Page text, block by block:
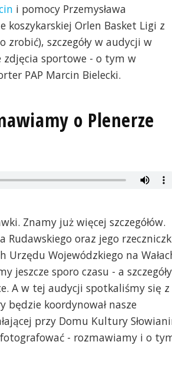
i pomocy Przemysława
Orlen Basket Ligi z
zrobić), szczegóły w audycji w
zdjęcia sportowe - o tym w
PAP Marcin Bielecki.
o Plenerze
Znamy już więcej szczegółów.
oraz jego
Wojewódzkiego na
jeszcze sporo czasu - a szczegóły
A w tej audycji spotkaliśmy się z
będzie koordynował nasze
przy Domu Kultury
- rozmawiamy i o